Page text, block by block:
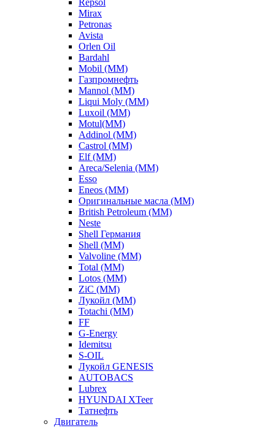
Repsol
Mirax
Petronas
Avista
Orlen Oil
Bardahl
Mobil (ММ)
Газпромнефть
Mannol (ММ)
Liqui Moly (ММ)
Luxoil (ММ)
Motul(ММ)
Addinol (ММ)
Castrol (ММ)
Elf (ММ)
Areca/Selenia (ММ)
Esso
Eneos (ММ)
Оригинальные масла (ММ)
British Petroleum (ММ)
Neste
Shell Германия
Shell (ММ)
Valvoline (ММ)
Total (ММ)
Lotos (ММ)
ZiC (ММ)
Лукойл (ММ)
Totachi (MM)
FF
G-Energy
Idemitsu
S-OIL
Лукойл GENESIS
AUTOBACS
Lubrex
HYUNDAI XTeer
Татнефть
Двигатель